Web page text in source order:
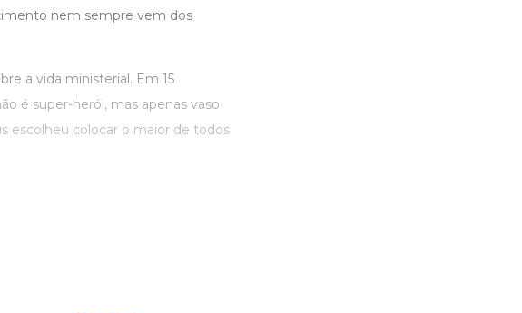
nem sempre vem dos
a vida ministerial. Em 15
é super-herói, mas apenas vaso
escolheu colocar o maior de todos